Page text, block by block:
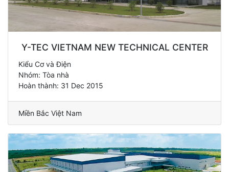
Y-TEC VIETNAM NEW TECHNICAL CENTER
Kiểu Cơ và Điện
Nhóm: Tòa nhà
Hoàn thành: 31 Dec 2015
Miền Bắc Việt Nam